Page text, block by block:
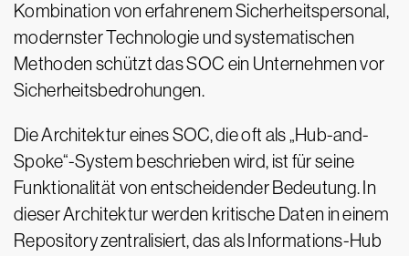
Kombination von erfahrenem Sicherheitspersonal,
modernster Technologie und systematischen
Methoden schützt das SOC ein Unternehmen vor
Sicherheitsbedrohungen.
Die Architektur eines SOC, die oft als „Hub-and-
Spoke“-System beschrieben wird, ist für seine
Funktionalität von entscheidender Bedeutung. In
dieser Architektur werden kritische Daten in einem
Repository zentralisiert, das als Informations-Hub